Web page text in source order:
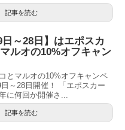
記事を読む
日～28日】はエポスカ
ルオの10%オフキャン
とマルオの10%オフキャンペ
～28日開催！ 「エポスカー
に何回か開催さ...
記事を読む